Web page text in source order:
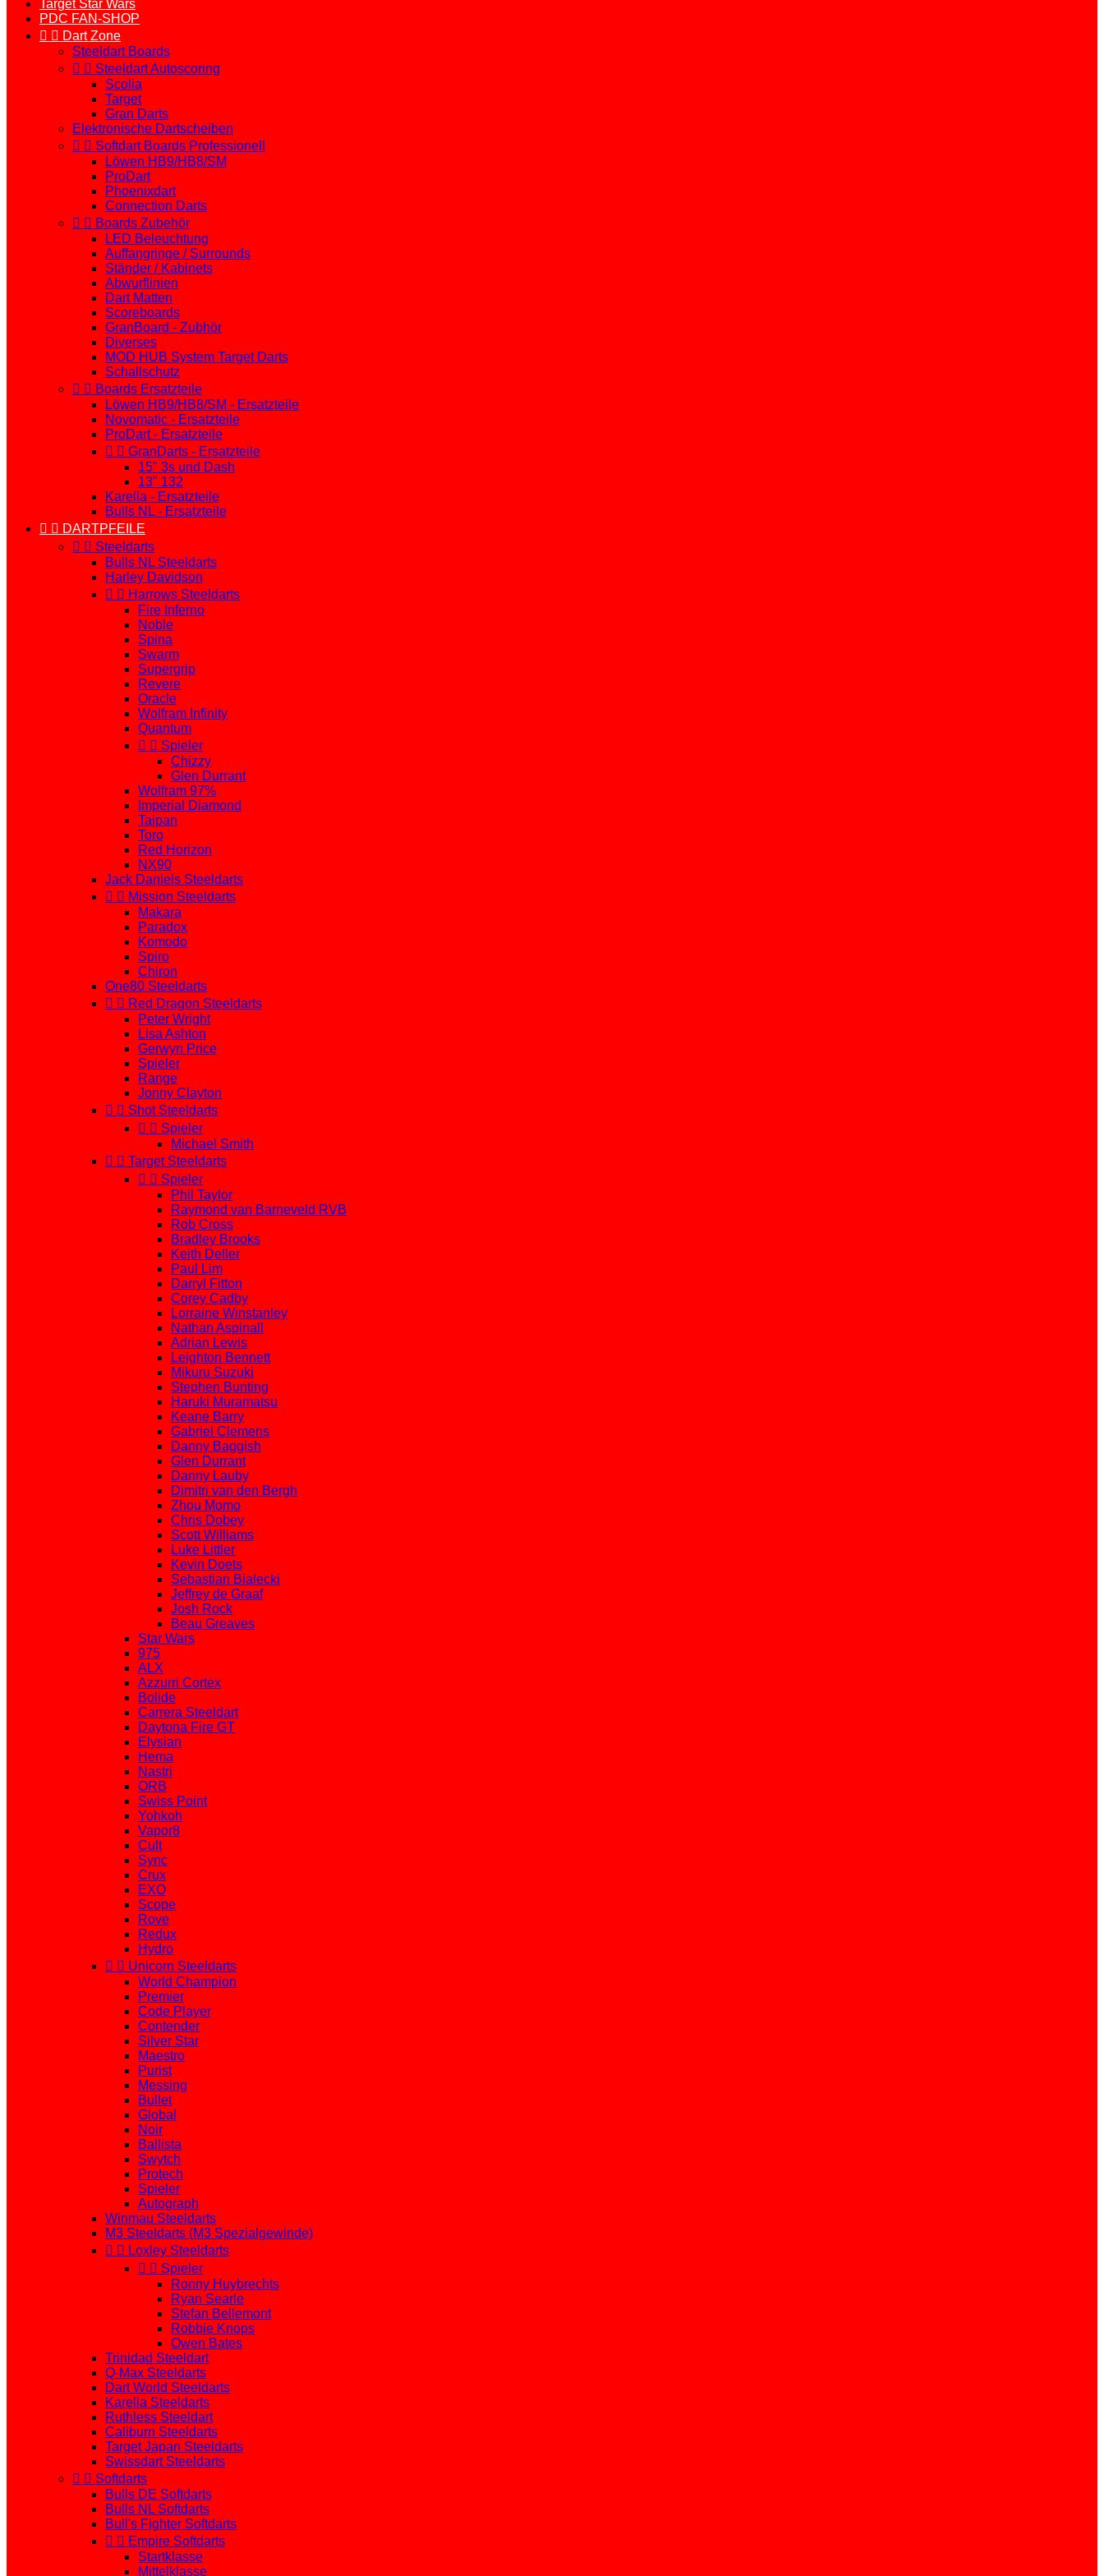
Target Star Wars
PDC FAN-SHOP
  Dart Zone
Steeldart Boards
  Steeldart Autoscoring
Scolia
Target
Gran Darts
Elektronische Dartscheiben
  Softdart Boards Professionell
Löwen HB9/HB8/SM
ProDart
Phoenixdart
Connection Darts
  Boards Zubehör
LED Beleuchtung
Auffangringe / Surrounds
Ständer / Kabinets
Abwurflinien
Dart Matten
Scoreboards
GranBoard - Zubhör
Diverses
MOD HUB System Target Darts
Schallschutz
  Boards Ersatzteile
Löwen HB9/HB8/SM - Ersatzteile
Novomatic - Ersatzteile
ProDart - Ersatzteile
  GranDarts - Ersatzteile
15" 3s und Dash
13" 132
Karella - Ersatzteile
Bulls NL - Ersatzteile
  DARTPFEILE
  Steeldarts
Bulls NL Steeldarts
Harley Davidson
  Harrows Steeldarts
Fire Inferno
Noble
Spina
Swarm
Supergrip
Revere
Oracle
Wolfram Infinity
Quantum
  Spieler
Chizzy
Glen Durrant
Wolfram 97%
Imperial Diamond
Taipan
Toro
Red Horizon
NX90
Jack Daniels Steeldarts
  Mission Steeldarts
Makara
Paradox
Komodo
Spiro
Chiron
One80 Steeldarts
  Red Dragon Steeldarts
Peter Wright
Lisa Ashton
Gerwyn Price
Spieler
Range
Jonny Clayton
  Shot Steeldarts
  Spieler
Michael Smith
  Target Steeldarts
  Spieler
Phil Taylor
Raymond van Barneveld RVB
Rob Cross
Bradley Brooks
Keith Deller
Paul Lim
Darryl Fitton
Corey Cadby
Lorraine Winstanley
Nathan Aspinall
Adrian Lewis
Leighton Bennett
Mikuru Suzuki
Stephen Bunting
Haruki Muramatsu
Keane Barry
Gabriel Clemens
Danny Baggish
Glen Durrant
Danny Lauby
Dimitri van den Bergh
Zhou Momo
Chris Dobey
Scott Williams
Luke Littler
Kevin Doets
Sebastian Bialecki
Jeffrey de Graaf
Josh Rock
Beau Greaves
Star Wars
975
ALX
Azzurri Cortex
Bolide
Carrera Steeldart
Daytona Fire GT
Elysian
Hema
Nastri
ORB
Swiss Point
Yohkoh
Vapor8
Cult
Sync
Crux
EXO
Scope
Rove
Redux
Hydro
  Unicorn Steeldarts
World Champion
Premier
Code Player
Contender
Silver Star
Maestro
Purist
Messing
Bullet
Global
Noir
Ballista
Swytch
Protech
Spieler
Autograph
Winmau Steeldarts
M3 Steeldarts (M3 Spezialgewinde)
  Loxley Steeldarts
  Spieler
Ronny Huybrechts
Ryan Searle
Stefan Bellemont
Robbie Knops
Owen Bates
Trinidad Steeldart
Q-Max Steeldarts
Dart World Steeldarts
Karella Steeldarts
Ruthless Steeldart
Caliburn Steeldarts
Target Japan Steeldarts
Swissdart Steeldarts
  Softdarts
Bulls DE Softdarts
Bulls NL Softdarts
Bull's Fighter Softdarts
  Empire Softdarts
Startklasse
Mittelklasse